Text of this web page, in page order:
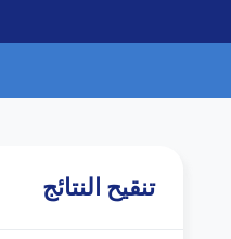
تعمل؟
تنقيح النتائج